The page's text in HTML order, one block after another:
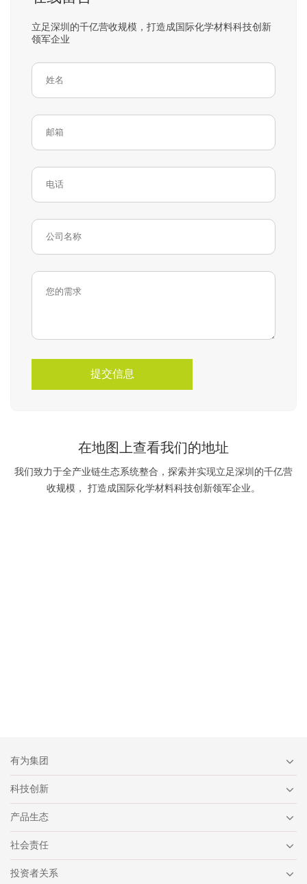
立足深圳的千亿营收规模，打造成国际化学材料科技创新
领军企业
提交信息
在地图上查看我们的地址
我们致力于全产业链生态系统整合，探索并实现立足深圳的千亿营
收规模， 打造成国际化学材料科技创新领军企业。
有为集团
科技创新
产品生态
社会责任
投资者关系